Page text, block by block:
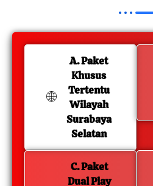
A. Paket
Khusus
Tertentu
Wilayah
Surabaya
Selatan
C. Paket
Dual Play